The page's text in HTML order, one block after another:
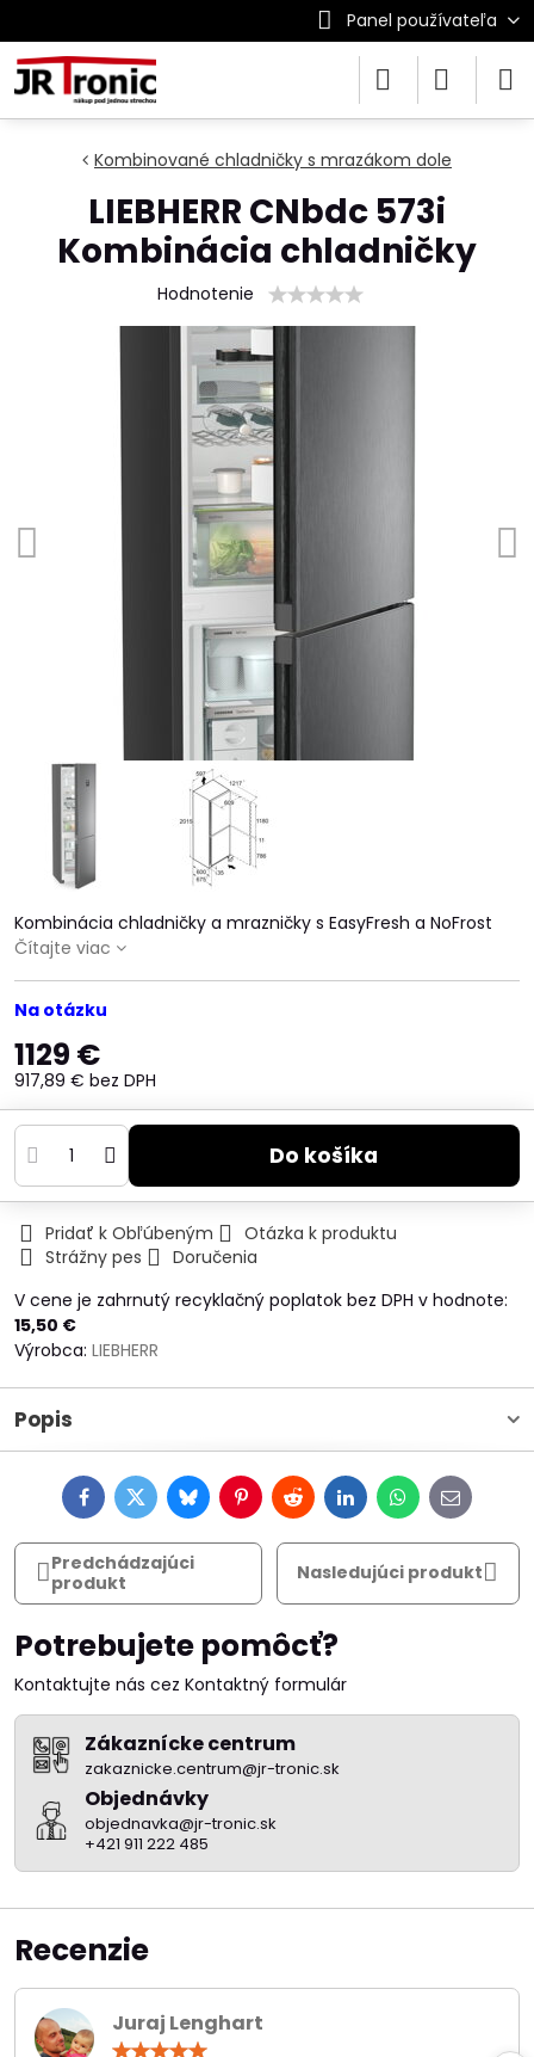
Panel používateľa
Kombinované chladničky s mrazákom dole
LIEBHERR CNbdc 573i
Kombinácia chladničky
Hodnotenie
Kombinácia chladničky a mrazničky s EasyFresh a NoFrost
Čítajte viac
Na otázku
1129 €
917,89 € bez DPH
Do košíka
Pridať k Obľúbeným
Otázka k produktu
Strážny pes
Doručenia
V cene je zahrnutý recyklačný poplatok bez DPH v hodnote:
15,50 €
Výrobca: LIEBHERR
Popis
FacebookTwitterBlueskyPinterestRedditLinkedInWhatsApp
E-
mail
Predchádzajúci
produkt
Nasledujúci produkt
Potrebujete pomôcť?
Kontaktujte nás cez Kontaktný formulár
Zákaznícke centrum
zakaznicke.centrum@jr-tronic.sk
Objednávky
objednavka@jr-tronic.sk
+421 911 222 485
Recenzie
Juraj Lenghart